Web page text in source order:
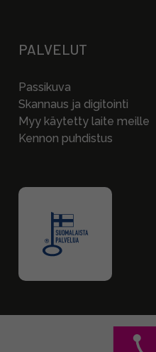
PALVELUT
Passikuva
Skannaus ja digitointi
Myy käytetty laite meille
Kennon puhdistus